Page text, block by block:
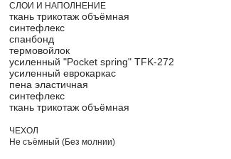
СЛОИ И НАПОЛНЕНИЕ
ткань трикотаж объёмная
синтефлекс
спанбонд
термовойлок
усиленный "Pocket spring" TFK-272
усиленный еврокаркас
пена эластичная
синтефлекс
ткань трикотаж объёмная
ЧЕХОЛ
Не съёмный (Без молнии)